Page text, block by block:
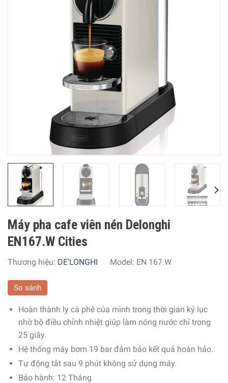
Máy pha cafe viên nén Delonghi
EN167.W Cities
Thương hiệu: DE'LONGHI Model: EN 167.W
So sánh
Hoàn thành ly cà phê của mình trong thời gian kỷ lục
nhờ bộ điều chỉnh nhiệt giúp làm nóng nước chỉ trong
25 giây.
Hệ thống máy bơm 19 bar đảm bảo kết quả hoàn hảo.
Tự động tắt sau 9 phút không sử dụng máy.
Bảo hành: 12 Tháng